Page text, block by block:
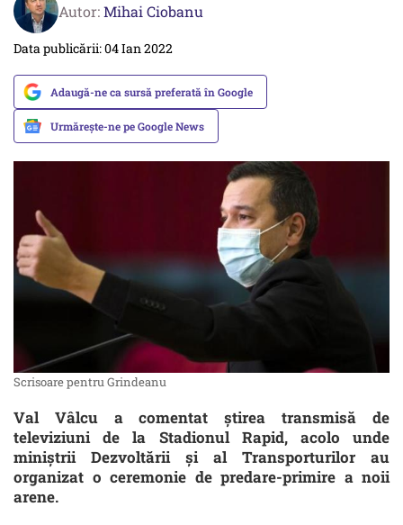
Autor:Mihai Ciobanu
Data publicării: 04 Ian 2022
Adaugă-ne ca sursă preferată în Google
Urmărește-ne pe Google News
Scrisoare pentru Grindeanu
Val Vâlcu a comentat ştirea transmisă de
televiziuni de la Stadionul Rapid, acolo unde
miniştrii Dezvoltării şi al Transporturilor au
organizat o ceremonie de predare-primire a noii
arene.